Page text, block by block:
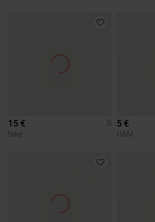
15 €
S
Nike
5 €
H&M